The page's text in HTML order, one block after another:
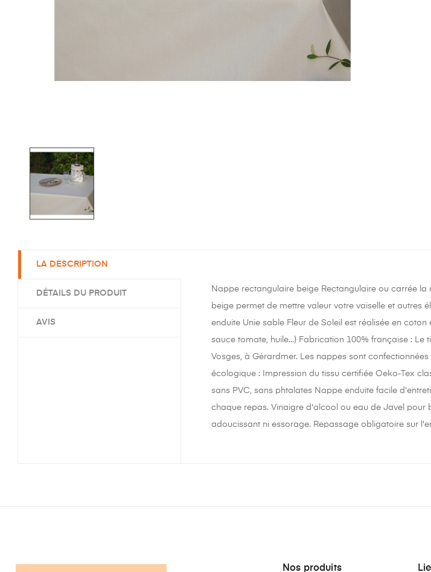
LA DESCRIPTION
DÉTAILS DU PRODUIT
AVIS
Nappe rectangulaire beige Rectangulaire ou carrée
beige permet de mettre valeur votre vaiselle et
enduite Unie sable Fleur de Soleil est réalisée en
sauce tomate, huile...) Fabrication 100% française : Le
Vosges, à Gérardmer. Les nappes sont
écologique : Impression du tissu certifiée Oeko-Tex
sans PVC, sans phtalates Nappe enduite facile
chaque repas. Vinaigre d'alcool ou eau de Javel pour
adoucissant ni essorage. Repassage obligatoire sur
Nos produits